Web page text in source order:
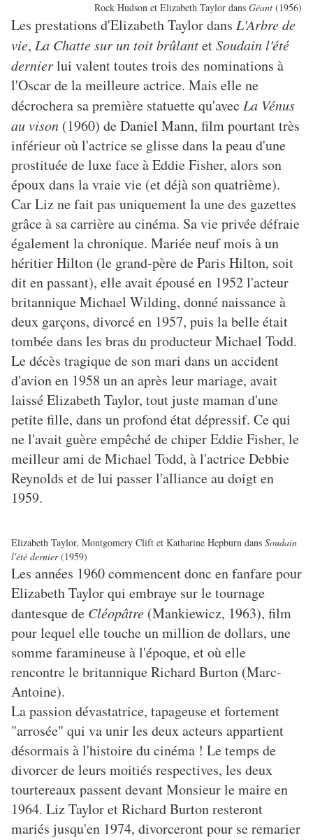
Rock Hudson et Elizabeth Taylor dans Géant (1956)
Les prestations d'Elizabeth Taylor dans L'Arbre de
vie, La Chatte sur un toit brûlantetSoudain l'été
dernierlui valent toutes trois des nominations à
l'Oscar de la meilleure actrice. Mais elle ne
décrochera sa première statuette qu'avec La Vénus
au vison (1960) de Daniel Mann, film pourtant très
inférieur où l'actrice se glisse dans la peau d'une
prostituée de luxe face à Eddie Fisher, alors son
époux dans la vraie vie (et déjà son quatrième).
Car Liz ne fait pas uniquement la une des gazettes
grâce à sa carrière au cinéma. Sa vie privée défraie
également la chronique. Mariée neuf mois à un
héritier Hilton (le grand-père de Paris Hilton, soit
dit en passant), elle avait épousé en 1952 l'acteur
britannique Michael Wilding, donné naissance à
deux garçons, divorcé en 1957, puis la belle était
tombée dans les bras du producteur Michael Todd.
Le décès tragique de son mari dans un accident
d'avion en 1958 un an après leur mariage, avait
laissé Elizabeth Taylor, tout juste maman d'une
petite fille, dans un profond état dépressif. Ce qui
ne l'avait guère empêché de chiper Eddie Fisher, le
meilleur ami de Michael Todd, à l'actrice Debbie
Reynolds et de lui passer l'alliance au doigt en
1959.
Elizabeth Taylor, Montgomery Clift et Katharine Hepburn dans Soudain
l'été dernier(1959)
Les années 1960 commencent donc en fanfare pour
Elizabeth Taylor qui embraye sur le tournage
dantesque de Cléopâtre (Mankiewicz, 1963), film
pour lequel elle touche un million de dollars, une
somme faramineuse à l'époque, et où elle
rencontre le britannique Richard Burton (Marc-
Antoine).
La passion dévastatrice, tapageuse et fortement
"arrosée" qui va unir les deux acteurs appartient
désormais à l'histoire du cinéma ! Le temps de
divorcer de leurs moitiés respectives, les deux
tourtereaux passent devant Monsieur le maire en
1964. Liz Taylor et Richard Burton resteront
mariés jusqu'en 1974, divorceront pour se remarier